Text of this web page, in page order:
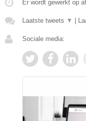
Er wordt gewerkt op
Laatste tweets ▼
Sociale media: